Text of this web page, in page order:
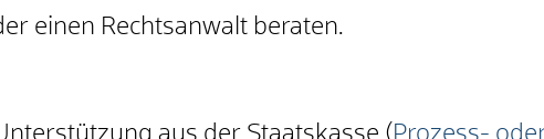
einen Rechtsanwalt beraten.